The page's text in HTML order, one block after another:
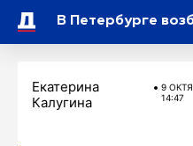
Екатерина
Калугина
9
14:47